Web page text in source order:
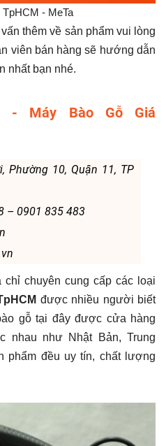
- MeTa
thêm về sản phẩm vui lòng
viên bán hàng sẽ hướng dẫn
nhất bạn nhé.
- Máy Bào Gỗ Giá
Phường 10, Quận 11, TP
– 0901 835 483
chỉ chuyên cung cấp các loại
được nhiều người biết
gỗ tại đây được cửa hàng
nhau như Nhật Bản, Trung
phẩm đều uy tín, chất lượng